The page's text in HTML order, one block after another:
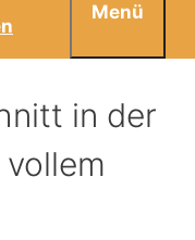
Menü
in der